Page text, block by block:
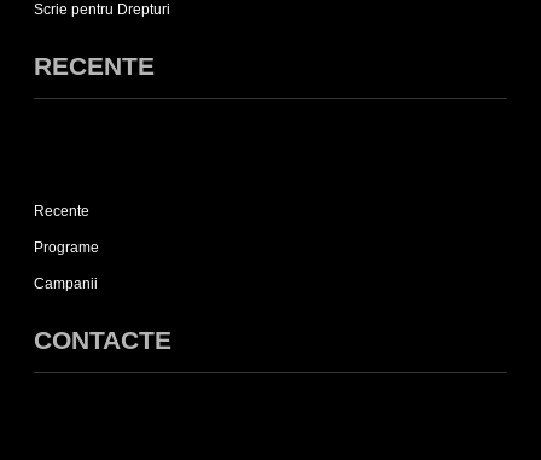
Scrie pentru Drepturi
RECENTE
Recente
sub-
list
Recente
Programe
Campanii
CONTACTE